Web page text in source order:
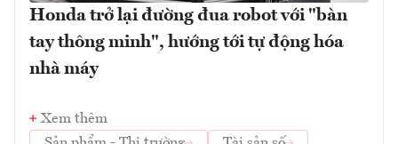
Honda trở lại đường đua robot với "bàn
tay thông minh", hướng tới tự động hóa
nhà máy
Xem thêm